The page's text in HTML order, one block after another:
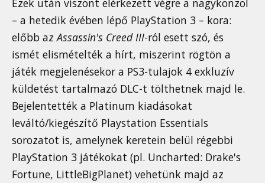
Ezek után viszont elérkezett végre a nagykonzol
– a hetedik évében lépő PlayStation 3 – kora:
előbb azAssassin's Creed III-ról esett szó, és
ismét elismételték a hírt, miszerint rögtön a
játék megjelenésekor a PS3-tulajok 4 exkluzív
küldetést tartalmazó DLC-t tölthetnek majd le.
Bejelentették a Platinum kiadásokat
leváltó/kiegészítő Playstation Essentials
sorozatot is, amelynek keretein belül régebbi
PlayStation 3 játékokat (pl. Uncharted: Drake's
Fortune, LittleBigPlanet) vehetünk majd az